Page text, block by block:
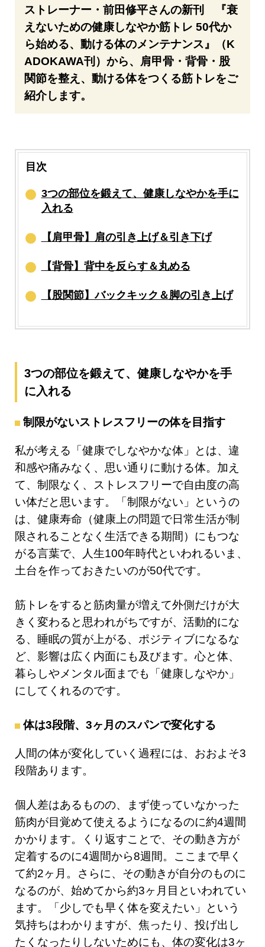
ストレーナー・前田修平さんの新刊 『衰
えないための健康しなやか筋トレ 50代か
ら始める、動ける体のメンテナンス』（K
ADOKAWA刊）から、肩甲骨・背骨・股
関節を整え、動ける体をつくる筋トレをご
紹介します。
目次
3つの部位を鍛えて、健康しなやかを手に
入れる
【肩甲骨】肩の引き上げ＆引き下げ
【背骨】背中を反らす＆丸める
【股関節】バックキック＆脚の引き上げ
3つの部位を鍛えて、健康しなやかを手
に入れる
制限がないストレスフリーの体を目指す
私が考える「健康でしなやかな体」とは、違
和感や痛みなく、思い通りに動ける体。加え
て、制限なく、ストレスフリーで自由度の高
い体だと思います。「制限がない」というの
は、健康寿命（健康上の問題で日常生活が制
限されることなく生活できる期間）にもつな
がる言葉で、人生100年時代といわれるいま、
土台を作っておきたいのが50代です。
筋トレをすると筋肉量が増えて外側だけが大
きく変わると思われがちですが、活動的にな
る、睡眠の質が上がる、ポジティブになるな
ど、影響は広く内面にも及びます。心と体、
暮らしやメンタル面までも「健康しなやか」
にしてくれるのです。
体は3段階、3ヶ月のスパンで変化する
人間の体が変化していく過程には、おおよそ3
段階あります。
個人差はあるものの、まず使っていなかった
筋肉が目覚めて使えるようになるのに約4週間
かかります。くり返すことで、その動き方が
定着するのに4週間から8週間。ここまで早く
て約2ヶ月。さらに、その動きが自分のものに
なるのが、始めてから約3ヶ月目といわれてい
ます。「少しでも早く体を変えたい」という
気持ちはわかりますが、焦ったり、投げ出し
たくなったりしないためにも、体の変化は3ヶ